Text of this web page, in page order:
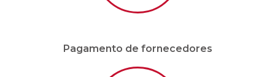
Pagamento de fornecedores